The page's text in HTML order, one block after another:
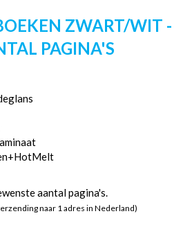
ZWART/WIT -
PAGINA'S
aantal pagina's.
naar 1 adres in Nederland)